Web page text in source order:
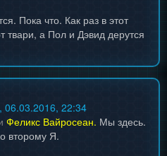
Пока что. Как раз в этот
твари, а Пол и Дэвид дерутся
06.03.2016, 22:34
Феликс Вайросеан. Мы здесь.
второму Я.